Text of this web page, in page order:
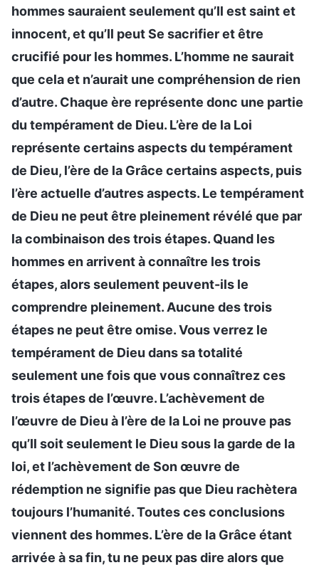
hommes sauraient seulement qu’Il est saint et
innocent, et qu’Il peut Se sacrifier et être
crucifié pour les hommes. L’homme ne saurait
que cela et n’aurait une compréhension de rien
d’autre. Chaque ère représente donc une partie
du tempérament de Dieu. L’ère de la Loi
représente certains aspects du tempérament
de Dieu, l’ère de la Grâce certains aspects, puis
l’ère actuelle d’autres aspects. Le tempérament
de Dieu ne peut être pleinement révélé que par
la combinaison des trois étapes. Quand les
hommes en arrivent à connaître les trois
étapes, alors seulement peuvent-ils le
comprendre pleinement. Aucune des trois
étapes ne peut être omise. Vous verrez le
tempérament de Dieu dans sa totalité
seulement une fois que vous connaîtrez ces
trois étapes de l’œuvre. L’achèvement de
l’œuvre de Dieu à l’ère de la Loi ne prouve pas
qu’Il soit seulement le Dieu sous la garde de la
loi, et l’achèvement de Son œuvre de
rédemption ne signifie pas que Dieu rachètera
toujours l’humanité. Toutes ces conclusions
viennent des hommes. L’ère de la Grâce étant
arrivée à sa fin, tu ne peux pas dire alors que